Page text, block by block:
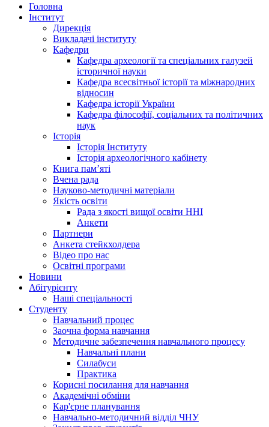
Головна
Інститут
Дирекція
Викладачі інституту
Кафедри
Кафедра археології та спеціальних галузей
історичної науки
Кафедра всесвітньої історії та міжнародних
відносин
Кафедра історії України
Кафедра філософії, соціальних та політичних
наук
Історія
Історія Інституту
Історія археологічного кабінету
Книга памʼяті
Вчена рада
Науково-методичні матеріали
Якість освіти
Рада з якості вищої освіти ННІ
Анкети
Партнери
Анкета стейкхолдера
Відео про нас
Освітні програми
Hовини
Абітурієнту
Наші спеціальності
Студенту
Навчальний процес
Заочна форма навчання
Методичне забезпечення навчального процесу
Навчальні плани
Силабуси
Практика
Корисні посилання для навчання
Академічні обміни
Кар'єрне планування
Навчально-методичний відділ ЧНУ